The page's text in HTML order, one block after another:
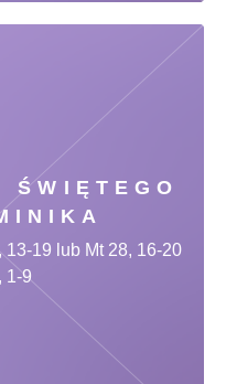
ŚWIĘTEGO
13-19 lub Mt 28, 16-20
1-9